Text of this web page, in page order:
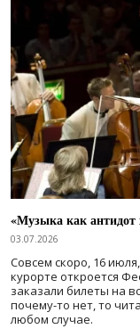
«Музыка как антидот
03.07.2026
Совсем скоро, 16
курорте откроется
заказали билеты на
почему-то нет, то
любом случае.